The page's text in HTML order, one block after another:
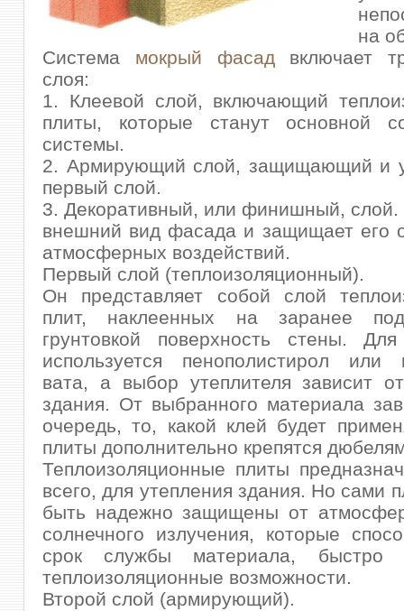
на
Система мокрый фасадвключает
слоя:
1. Клеевой слой, включающий
плиты, которые станут основной
системы.
2. Армирующий слой, защищающий и
первый слой.
3. Декоративный, или финишный,
внешний вид фасада и защищает его
атмосферных воздействий.
Первый слой (теплоизоляционный).
Он представляет собой слой
плит, наклеенных на заранее
грунтовкой поверхность стены.
используется пенополистирол или
вата, а выбор утеплителя зависит
здания. От выбранного материала
очередь, то, какой клей будет
плиты дополнительно крепятся
Теплоизоляционные плиты
всего, для утепления здания. Но сами
быть надежно защищены от
солнечного излучения, которые
срок службы материала, быстро
теплоизоляционные возможности.
Второй слой (армирующий).